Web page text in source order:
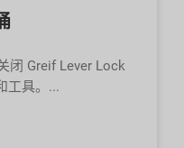
闭 Greif Lever Lock
具。